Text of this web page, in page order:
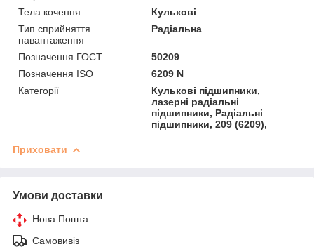
Тела кочення
Кулькові
Тип сприйняття
навантаження
Радіальна
Позначення ГОСТ
50209
Позначення ISO
6209 N
Категорії
Кулькові підшипники,
лазерні радіальні
підшипники, Радіальні
підшипники, 209 (6209),
Приховати
Умови доставки
Нова Пошта
Самовивіз